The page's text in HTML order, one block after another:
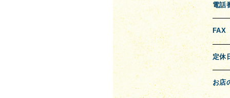
電話
FAX
定休
お店